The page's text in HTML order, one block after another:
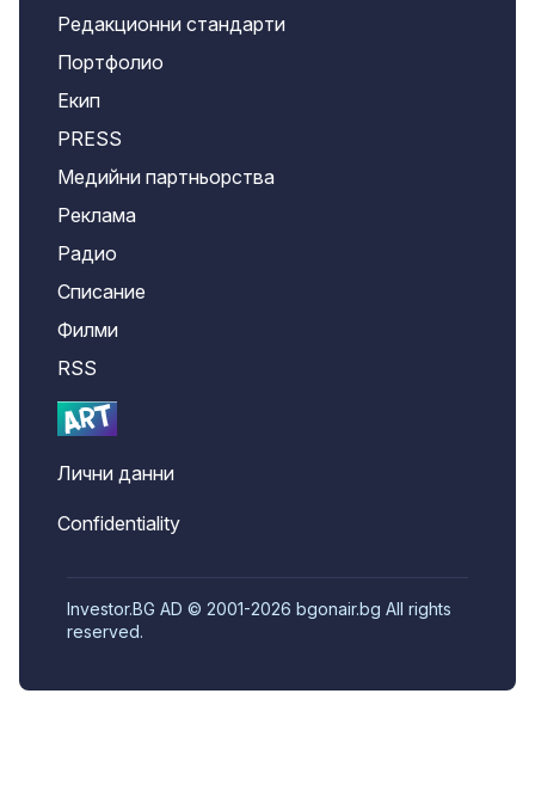
Редакционни стандарти
Портфолио
Екип
PRESS
Медийни партньорства
Реклама
Радио
Списание
Филми
RSS
Лични данни
Confidentiality
Investor.BG AD © 2001-2026 bgonair.bg All rights
reserved.